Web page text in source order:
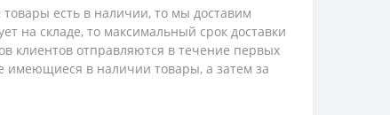
есть в наличии, то мы доставим
на складе, то максимальный срок доставки
клиентов отправляются в течение первых
имеющиеся в наличии товары, а затем за